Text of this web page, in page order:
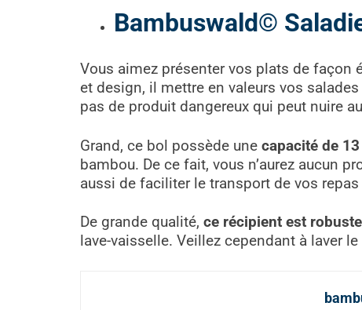
Bambuswald©
Vous aimez présenter vos plats de façon
et design, il mettre en valeurs vos
pas de produit dangereux qui peut nuire
Grand, ce bol possède une capacité de
bambou. De ce fait, vous n’aurez aucun
aussi de faciliter le transport de vos
De grande qualité, ce récipient est robuste
lave-vaisselle. Veillez cependant à laver